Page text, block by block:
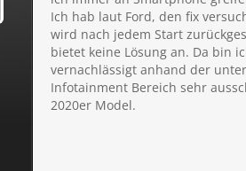
Ich hab laut Ford, den fix
wird nach jedem Start
bietet keine Lösung an. Da bin
vernachlässigt anhand der
Infotainment Bereich sehr
2020er Model.